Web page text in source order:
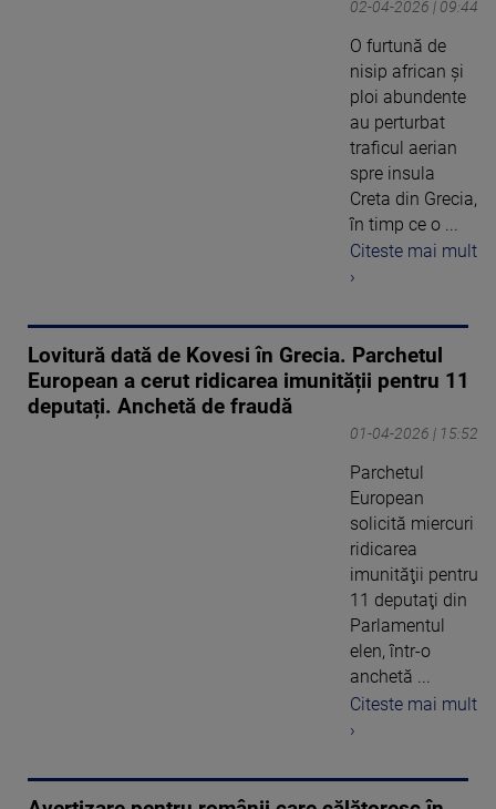
02-04-2026 | 09:44
O furtună de
nisip african şi
ploi abundente
au perturbat
traficul aerian
spre insula
Creta din Grecia,
în timp ce o ...
Citeste mai mult
›
Lovitură dată de Kovesi în Grecia. Parchetul
European a cerut ridicarea imunității pentru 11
deputați. Anchetă de fraudă
01-04-2026 | 15:52
Parchetul
European
solicită miercuri
ridicarea
imunităţii pentru
11 deputaţi din
Parlamentul
elen, într-o
anchetă ...
Citeste mai mult
›